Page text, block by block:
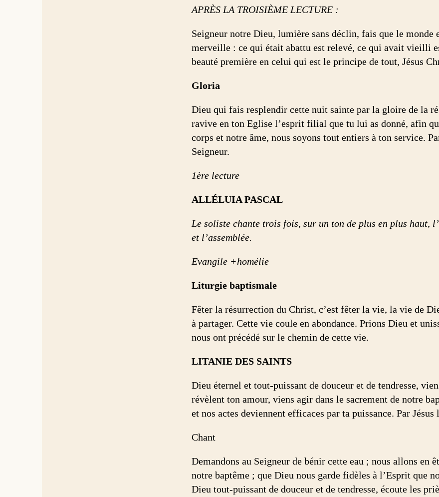
APRÈS LA TROISIÈME LECTURE :
Seigneur notre Dieu, lumière sans déclin, fais que le monde
merveille : ce qui était abattu est relevé, ce qui avait vieilli
beauté première en celui qui est le principe de tout, Jésus
Gloria
Dieu qui fais resplendir cette nuit sainte par la gloire de la
ravive en ton Eglise l’esprit filial que tu lui as donné, afin
corps et notre âme, nous soyons tout entiers à ton service.
Seigneur.
1ère lecture
ALLÉLUIA PASCAL
Le soliste chante trois fois, sur un ton de plus en plus haut,
et l’assemblée.
Evangile +homélie
Liturgie baptismale
Fêter la résurrection du Christ, c’est fêter la vie, la vie de
à partager. Cette vie coule en abondance. Prions Dieu et
nous ont précédé sur le chemin de cette vie.
LITANIE DES SAINTS
Dieu éternel et tout-puissant de douceur et de tendresse,
révèlent ton amour, viens agir dans le sacrement de notre
et nos actes deviennent efficaces par ta puissance. Par
Chant
Demandons au Seigneur de bénir cette eau ; nous allons en
notre baptême ; que Dieu nous garde fidèles à l’Esprit que
Dieu tout-puissant de douceur et de tendresse, écoute les